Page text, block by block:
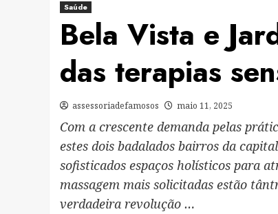
Saúde
Bela Vista e
das terapias
assessoriadefamosos maio 11, 2025
Com a crescente demanda pelas
estes dois badalados bairros da
sofisticados espaços holísticos para
massagem mais solicitadas estão
verdadeira revolução …